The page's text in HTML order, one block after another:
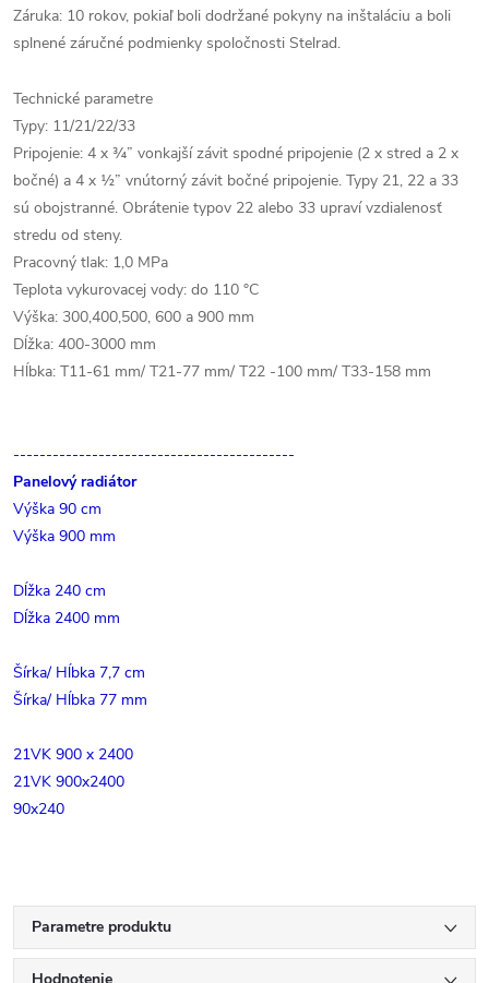
Záruka: 10 rokov, pokiaľ boli dodržané pokyny na inštaláciu a boli
splnené záručné podmienky spoločnosti Stelrad.
Technické parametre
Typy: 11/21/22/33
Pripojenie: 4 x ¾” vonkajší závit spodné pripojenie (2 x stred a 2 x
bočné) a 4 x ½” vnútorný závit bočné pripojenie. Typy 21, 22 a 33
sú obojstranné. Obrátenie typov 22 alebo 33 upraví vzdialenosť
stredu od steny.
Pracovný tlak: 1,0 MPa
Teplota vykurovacej vody: do 110 °C
Výška: 300,400,500, 600 a 900 mm
Dĺžka: 400-3000 mm
Hĺbka: T11-61 mm/ T21-77 mm/ T22 -100 mm/ T33-158 mm
-------------------------------------------
Panelový radiátor
Výška 90 cm
Výška 900 mm
Dĺžka 240 cm
Dĺžka 2400 mm
Šírka/ Hĺbka 7,7 cm
Šírka/ Hĺbka 77 mm
21VK 900 x 2400
21VK 900x2400
90x240
Parametre produktu